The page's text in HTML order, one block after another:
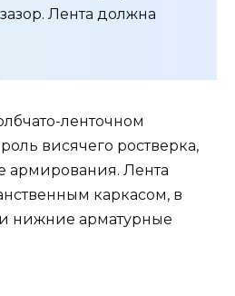
Лента должна
ленточном
висячего ростверка,
армирования. Лента
каркасом, в
нижние арматурные